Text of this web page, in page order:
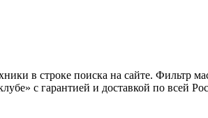
в строке поиска на сайте.
с гарантией и доставкой по всей